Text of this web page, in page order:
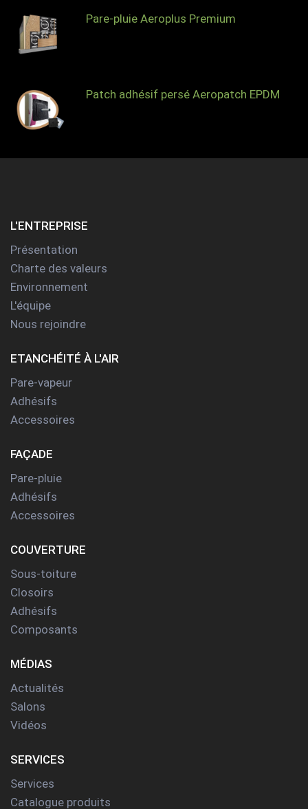
Pare-pluie Aeroplus Premium
Patch adhésif persé Aeropatch EPDM
L'ENTREPRISE
Présentation
Charte des valeurs
Environnement
L'équipe
Nous rejoindre
ETANCHÉITÉ À L'AIR
Pare-vapeur
Adhésifs
Accessoires
FAÇADE
Pare-pluie
Adhésifs
Accessoires
COUVERTURE
Sous-toiture
Closoirs
Adhésifs
Composants
MÉDIAS
Actualités
Salons
Vidéos
SERVICES
Services
Catalogue produits